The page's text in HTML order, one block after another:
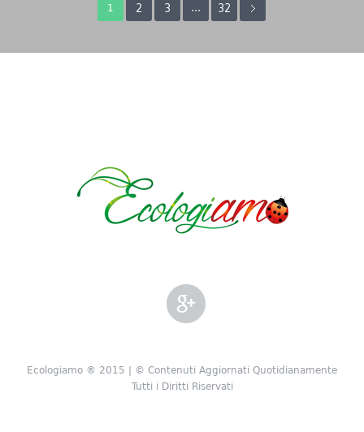
1 2 3 … 32
Ecologiamo ® 2015 | © Contenuti Aggiornati Quotidianamente
Tutti i Diritti Riservati